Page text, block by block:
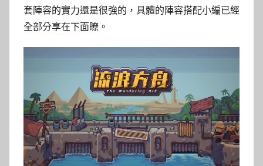
套陣容的實力還是很強的，具體的陣容搭配小編已經
全部分享在下面瞭。